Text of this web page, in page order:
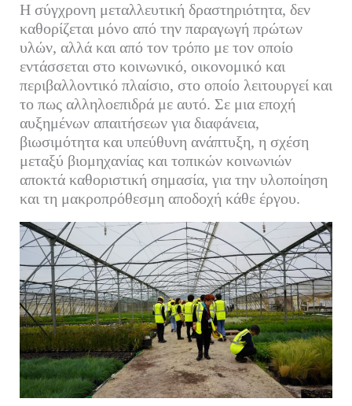
bo
ok
tte
r
ail ed
In
ρ
α
στ
εί
τε
Η σύγχρονη μεταλλευτική δραστηριότητα, δεν
καθορίζεται μόνο από την παραγωγή πρώτων
υλών, αλλά και από τον τρόπο με τον οποίο
εντάσσεται στο κοινωνικό, οικονομικό και
περιβαλλοντικό πλαίσιο, στο οποίο λειτουργεί και
το πως αλληλοεπιδρά με αυτό. Σε μια εποχή
αυξημένων απαιτήσεων για διαφάνεια,
βιωσιμότητα και υπεύθυνη ανάπτυξη, η σχέση
μεταξύ βιομηχανίας και τοπικών κοινωνιών
αποκτά καθοριστική σημασία, για την υλοποίηση
και τη μακροπρόθεσμη αποδοχή κάθε έργου.